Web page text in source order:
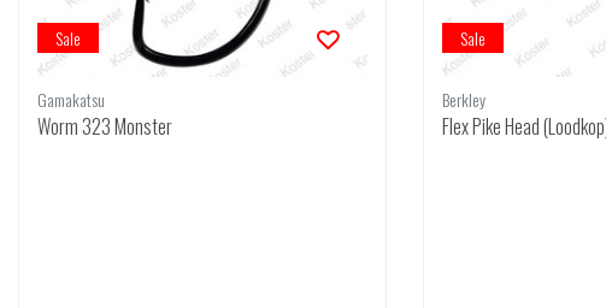
Sale
Gamakatsu
Worm 323 Monster
Sale
Berkley
Flex Pike Head